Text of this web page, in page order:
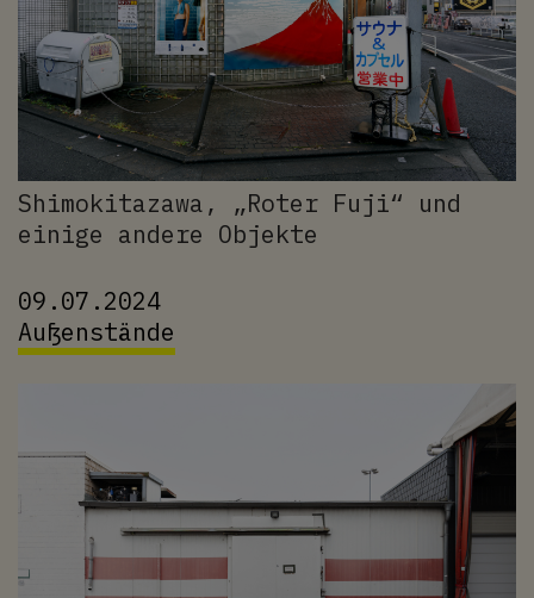
Shimokitazawa, „Roter Fuji“ und
einige andere Objekte
09.07.2024
Außenstände